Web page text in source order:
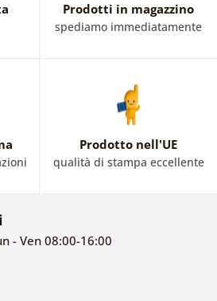
Prodotti in magazzino
spediamo immediatamente
Prodotto nell'UE
qualità di stampa eccellente
- Ven 08:00-16:00